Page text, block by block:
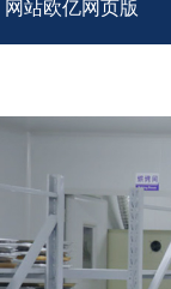
网站欧亿网页版